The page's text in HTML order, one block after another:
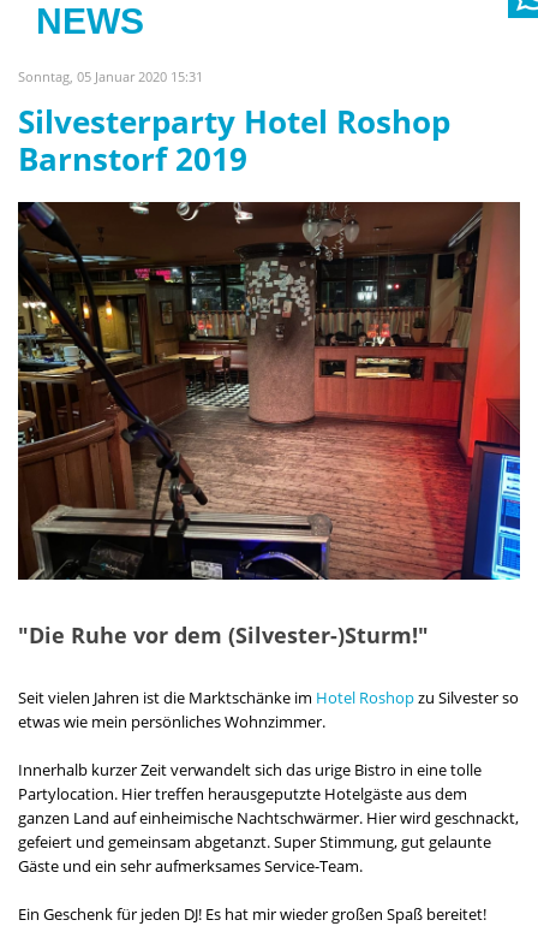
NEWS
Sonntag, 05 Januar 2020 15:31
Silvesterparty Hotel Roshop
Barnstorf 2019
"Die Ruhe vor dem (Silvester-)Sturm!"
Seit vielen Jahren ist die Marktschänke im Hotel Roshopzu Silvester so
etwas wie mein persönliches Wohnzimmer.
Innerhalb kurzer Zeit verwandelt sich das urige Bistro in eine tolle
Partylocation. Hier treffen herausgeputzte Hotelgäste aus dem
ganzen Land auf einheimische Nachtschwärmer. Hier wird geschnackt,
gefeiert und gemeinsam abgetanzt. Super Stimmung, gut gelaunte
Gäste und ein sehr aufmerksames Service-Team.
Ein Geschenk für jeden DJ! Es hat mir wieder großen Spaß bereitet!